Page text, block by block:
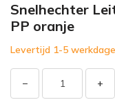
Snelhechter
PP oranje
Levertijd 1-5
− +